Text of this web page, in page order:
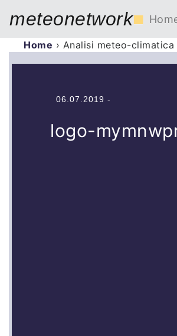
meteonetwork■
Home › Analisi meteo-climatica
06.07.2019 -
logo-